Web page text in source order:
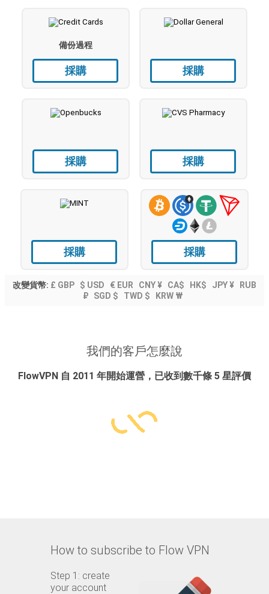
備份過程
採購 採購
採購 採購
採購 採購
改變貨幣: £ GBP $ USD € EUR CNY ¥ CA$ HK$ JPY ¥
RUB
₽
SGD $ TWD $ KRW ₩
我們的客戶怎麼說
FlowVPN 自 2011 年開始運營，已收到數千條 5 星評價
How to subscribe to Flow VPN
Step 1: create
your account